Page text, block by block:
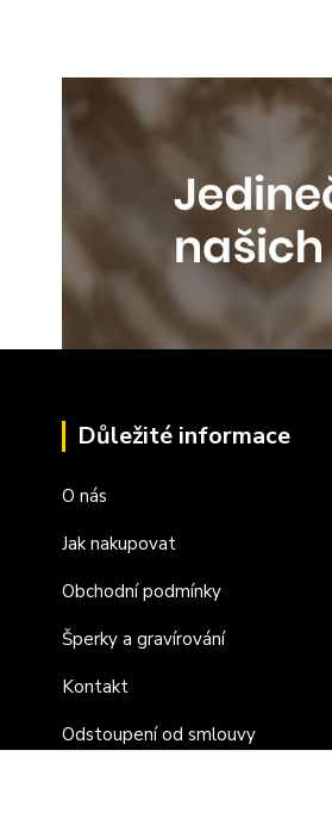
Důležité informace
O nás
Jak nakupovat
Obchodní podmínky
Šperky a gravírování
Kontakt
Odstoupení od smlouvy